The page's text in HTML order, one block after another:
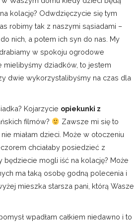
kolację? Odwdzięczycie się tym
robimy tak z naszymi sąsiadami –
nich, a potem ich syn do nas. My
w spokoju ogrodowe
mielibyśmy dziadków, to jestem
dwie wykorzystalibyśmy na czas dla
Kojarzycie opiekunki z
filmów?
Zawsze mi się to
miałam dzieci. Może w otoczeniu
chciałaby posiedzieć z
będziecie mogli iść na kolację? Może
ma taką osobę godną polecenia i
mieszka starsza pani, którą Wasze
wpadłam całkiem niedawno i to